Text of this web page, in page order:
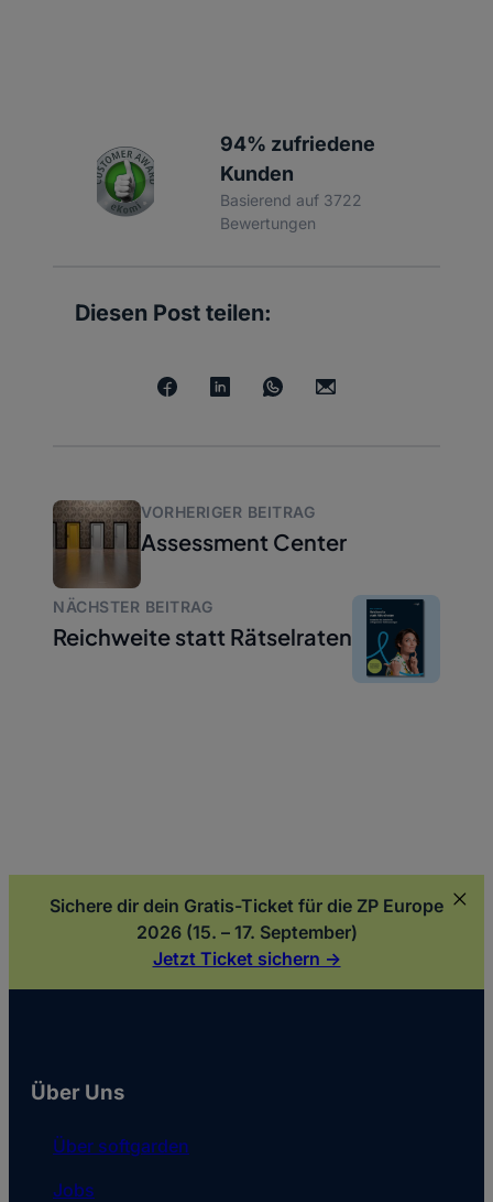
94% zufriedene
Kunden
Basierend auf 3722
Bewertungen
Diesen Post teilen:
VORHERIGER BEITRAG
Assessment Center
NÄCHSTER BEITRAG
Reichweite statt Rätselraten
Sichere dir dein Gratis-Ticket für die ZP Europe
2026 (15. – 17. September)
Jetzt Ticket sichern ->
Über Uns
Über softgarden
Jobs